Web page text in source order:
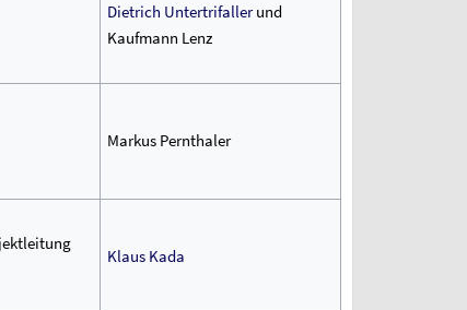
Dietrich Untertrifallerund
Kaufmann Lenz
Markus Pernthaler
Klaus Kada